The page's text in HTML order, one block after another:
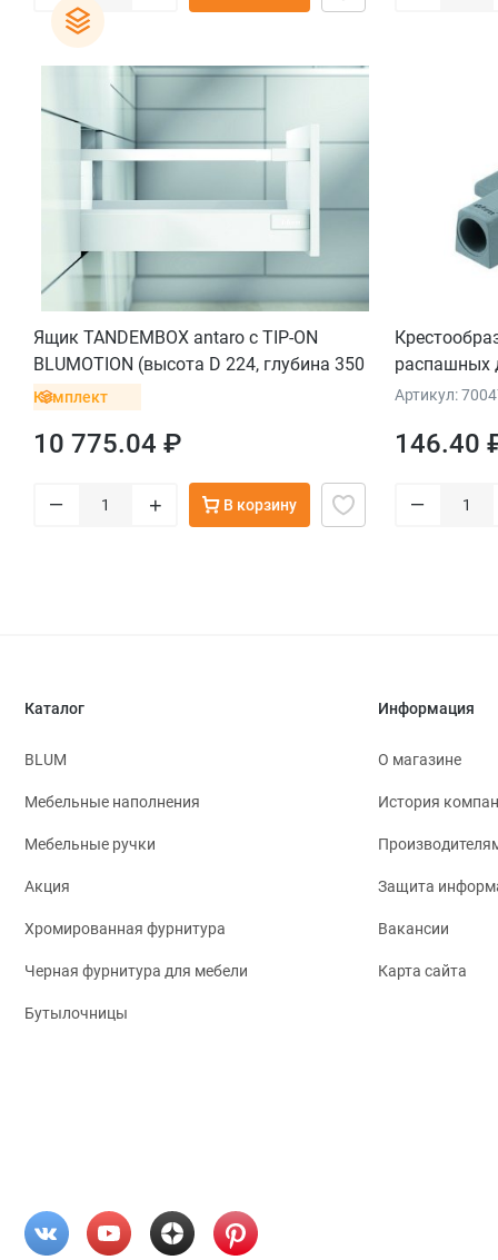
Ящик TANDEMBOX antaro с TIP-ON
BLUMOTION (высота D 224, глубина 350
мм, вес ящика до 20 кг), крепление
Комплект
10 775.04 ₽
– + В корзину
распашных
Артикул:
146.40
–
Каталог
BLUM
Мебельные наполнения
Мебельные ручки
Акция
Хромированная фурнитура
Черная фурнитура для мебели
Бутылочницы
Информация
О магазине
История
Защита
Вакансии
Карта сайта